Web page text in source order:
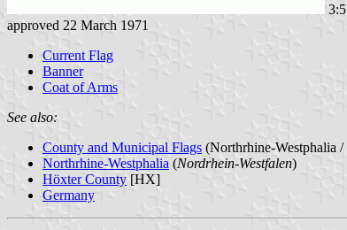
3:5
approved 22 March 1971
Current Flag
Banner
Coat of Arms
See also:
County and Municipal Flags (Northrhine-Westphalia /
Northrhine-Westphalia (Nordrhein-Westfalen)
Höxter County [HX]
Germany